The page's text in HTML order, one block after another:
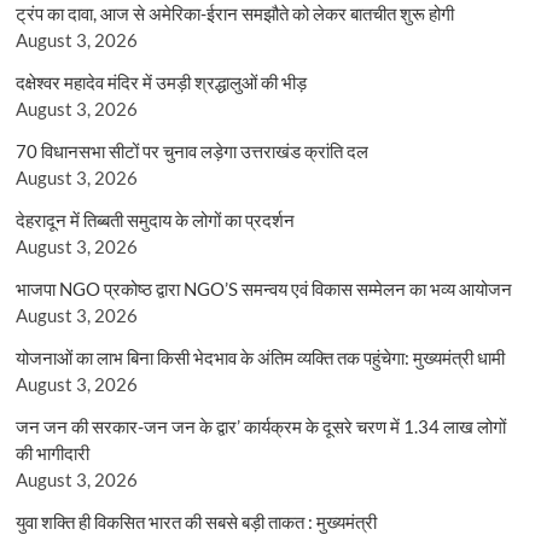
ट्रंप का दावा, आज से अमेरिका-ईरान समझौते को लेकर बातचीत शुरू होगी
August 3, 2026
दक्षेश्वर महादेव मंदिर में उमड़ी श्रद्धालुओं की भीड़
August 3, 2026
70 विधानसभा सीटों पर चुनाव लड़ेगा उत्तराखंड क्रांति दल
August 3, 2026
देहरादून में तिब्बती समुदाय के लोगों का प्रदर्शन
August 3, 2026
भाजपा NGO प्रकोष्ठ द्वारा NGO’S समन्वय एवं विकास सम्मेलन का भव्य आयोजन
August 3, 2026
योजनाओं का लाभ बिना किसी भेदभाव के अंतिम व्यक्ति तक पहुंचेगा: मुख्यमंत्री धामी
August 3, 2026
जन जन की सरकार-जन जन के द्वार’ कार्यक्रम के दूसरे चरण में 1.34 लाख लोगों
की भागीदारी
August 3, 2026
युवा शक्ति ही विकसित भारत की सबसे बड़ी ताकत : मुख्यमंत्री